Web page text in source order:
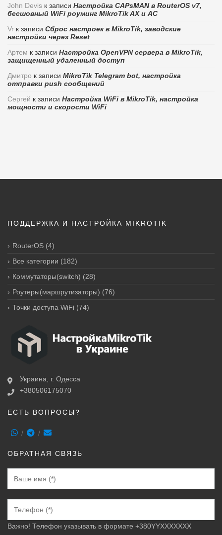
John Devis к записи Настройка CAPsMAN в RouterOS v7,
бесшовный WiFi роуминг MikroTik AX и AC
Vr к записи Сброс настроек в MikroTik, заводские
настройки через Reset
Артем к записи Настройка OpenVPN сервера в MikroTik,
защищенный удаленный доступ
Дмитро к записи MikroTik Telegram bot, настройка
отправки push сообщений
Сергей к записи Настройка WiFi в MikroTik, настройка
мощности и скорости WiFi
ПОДДЕРЖКА И НАСТРОЙКА MIKROTIK
RouterOS (4)
Все категории (182)
Коммутаторы(switch) (28)
Роутеры(маршрутизаторы) (76)
Точки доступа WiFi (74)
Украина, г. Одесса
+380506175070
ЕСТЬ ВОПРОСЫ?
ОБРАТНАЯ СВЯЗЬ
Важно! Телефон указывать в формате +380YYXXXXXXX